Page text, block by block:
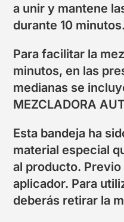
a unir y mantene
durante 10 minutos.
Para facilitar la
minutos, en las
medianas se
MEZCLADORA
Esta bandeja ha
material especial
al producto.
aplicador. Para
deberás retirar la